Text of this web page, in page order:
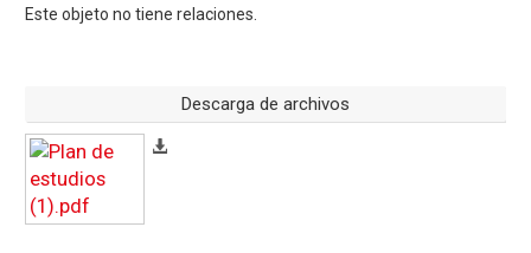
Este objeto no tiene relaciones.
Descarga de archivos